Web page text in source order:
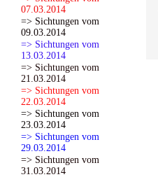
07.03.2014
=> Sichtungen vom
09.03.2014
=> Sichtungen vom
13.03.2014
=> Sichtungen vom
21.03.2014
=> Sichtungen vom
22.03.2014
=> Sichtungen vom
23.03.2014
=> Sichtungen vom
29.03.2014
=> Sichtungen vom
31.03.2014